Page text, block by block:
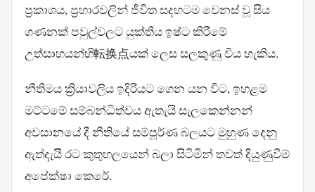
ප්‍රකාශය, ප්‍රහාරවලින් ජීවිත සදහටම වෙනස් වූ සිය
ගණනක් පවුල්වලට යුක්තිය ඉෂ්ට කිරීමේ
උත්සාහයන්හි転换点යක් ලෙස සලකුණු විය හැකිය.
නීතිමය ක්‍රියාවලිය ඉදිරියට ගෙන යන විට, ඉහළම
මට්ටමේ සම්බන්ධිත්වය ඇතැයි සැලකෙන්නන්
අවසානයේ දී නීතියේ සම්පූර්ණ බලයට මුහුණ දෙනු
ඇත්දැයි රට කුතුහලයෙන් බලා සිටිමින් තවත් දියුණුවීම්
අපේක්ෂා කෙරේ.